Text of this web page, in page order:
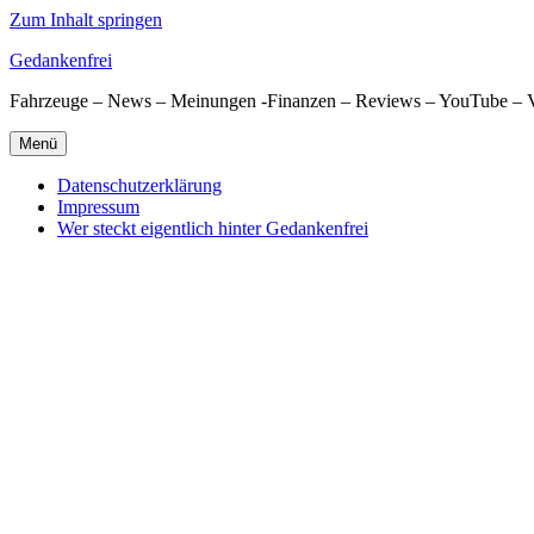
Zum Inhalt springen
Gedankenfrei
Fahrzeuge – News – Meinungen -Finanzen – Reviews – YouTube –
Menü
Datenschutzerklärung
Impressum
Wer steckt eigentlich hinter Gedankenfrei